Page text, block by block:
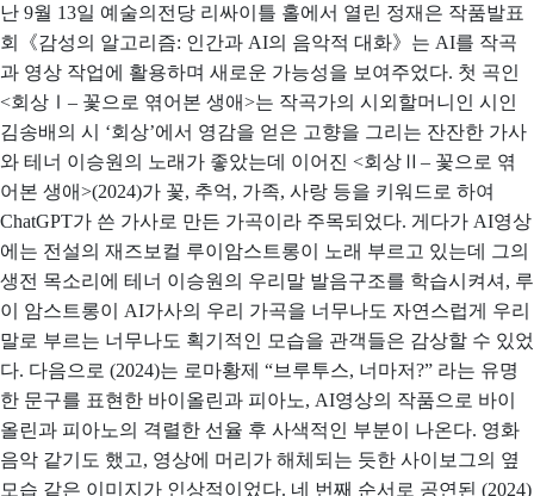
난 9월 13일 예술의전당 리싸이틀 홀에서 열린 정재은 작품발표
회《감성의 알고리즘: 인간과 AI의 음악적 대화》는 AI를 작곡
과 영상 작업에 활용하며 새로운 가능성을 보여주었다. 첫 곡인
<회상Ⅰ– 꽃으로 엮어본 생애>는 작곡가의 시외할머니인 시인
김송배의 시 ‘회상’에서 영감을 얻은 고향을 그리는 잔잔한 가사
와 테너 이승원의 노래가 좋았는데 이어진 <회상Ⅱ– 꽃으로 엮
어본 생애>(2024)가 꽃, 추억, 가족, 사랑 등을 키워드로 하여
ChatGPT가 쓴 가사로 만든 가곡이라 주목되었다. 게다가 AI영상
에는 전설의 재즈보컬 루이암스트롱이 노래 부르고 있는데 그의
생전 목소리에 테너 이승원의 우리말 발음구조를 학습시켜셔, 루
이 암스트롱이 AI가사의 우리 가곡을 너무나도 자연스럽게 우리
말로 부르는 너무나도 획기적인 모습을 관객들은 감상할 수 있었
다. 다음으로 (2024)는 로마황제 “브루투스, 너마저?” 라는 유명
한 문구를 표현한 바이올린과 피아노, AI영상의 작품으로 바이
올린과 피아노의 격렬한 선율 후 사색적인 부분이 나온다. 영화
음악 같기도 했고, 영상에 머리가 해체되는 듯한 사이보그의 옆
모습 같은 이미지가 인상적이었다. 네 번째 순서로 공연된 (2024)